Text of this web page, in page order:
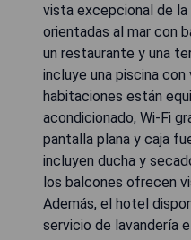
vista excepcional de la
orientadas al mar con
un restaurante y una
incluye una piscina
habitaciones están
acondicionado, Wi-Fi
pantalla plana y caja
incluyen ducha y
los balcones ofrecen
Además, el hotel
servicio de lavandería